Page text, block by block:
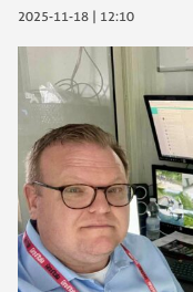
2025-11-18 | 12:10